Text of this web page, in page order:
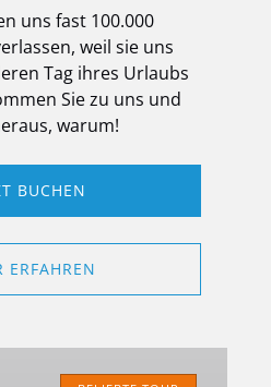
uns fast 100.000
weil sie uns
Tag ihres Urlaubs
Sie zu uns und
warum!
BUCHEN
ERFAHREN